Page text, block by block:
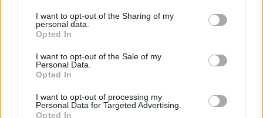
I want to opt-out of the Sharing of my
personal data.
Opted In
I want to opt-out of the Sale of my
Personal Data.
Opted In
I want to opt-out of processing my
Personal Data for Targeted Advertising.
Opted In
För övrigt anser jag att Kartago borde förstöras.
"Kommunist-Kina-
kombin"
Citera